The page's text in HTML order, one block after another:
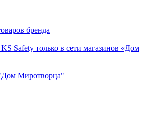
бренда
Safety только в сети магазинов «Дом
Миротворца"